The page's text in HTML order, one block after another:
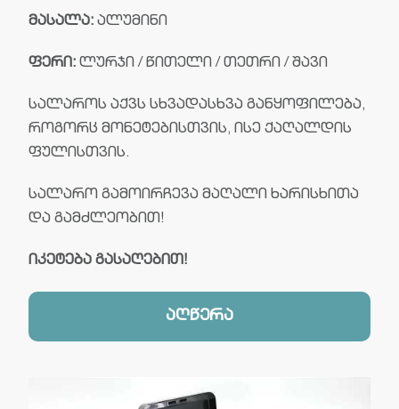
მასალა: ალუმინი
ფერი: ლურჯი / წითელი / თეთრი / შავი
სალაროს აქვს სხვადასხვა განყოფილება,
როგორც მონეტებისთვის, ისე ქაღალდის
ფულისთვის.
სალარო გამოირჩევა მაღალი ხარისხითა
და გამძლეობით!
იკეტება გასაღებით!
აღწერა